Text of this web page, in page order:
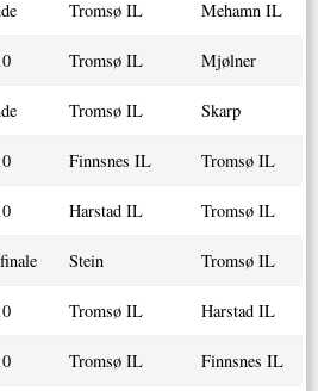
Tromsø IL Mehamn IL
Tromsø IL Mjølner
Tromsø IL Skarp
Finnsnes IL Tromsø IL
Harstad IL Tromsø IL
Stein Tromsø IL
Tromsø IL Harstad IL
Tromsø IL Finnsnes IL